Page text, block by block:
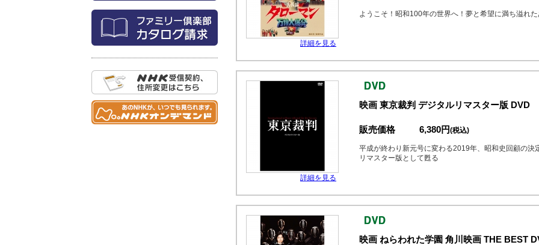
詳細を見る
ようこそ！昭和100年の世界へ！夢と希望に満ち溢れ
詳細を見る
映画 東京裁判 デジタルリマスター版 DVD
販売価格 6,380円(税込)
平成が終わり新元号に変わる2019年、昭和史回顧の
リマスター版として甦る
映画 ねらわれた学園 角川映画 THE BEST